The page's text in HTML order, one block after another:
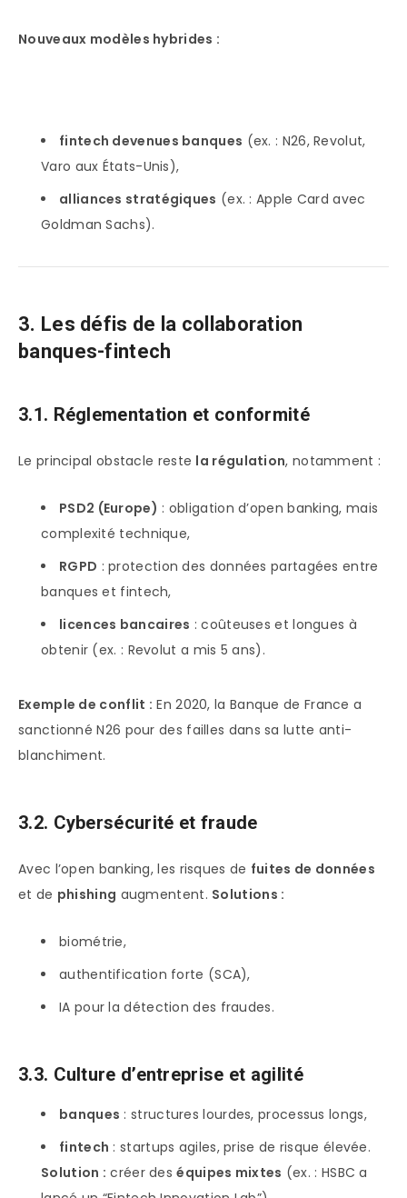
Nouveaux modèles hybrides :
fintech devenues banques (ex. : N26, Revolut,
Varo aux États-Unis),
alliances stratégiques (ex. : Apple Card avec
Goldman Sachs).
3. Les défis de la collaboration
banques-fintech
3.1. Réglementation et conformité
Le principal obstacle reste la régulation, notamment :
PSD2 (Europe) : obligation d’open banking, mais
complexité technique,
RGPD : protection des données partagées entre
banques et fintech,
licences bancaires : coûteuses et longues à
obtenir (ex. : Revolut a mis 5 ans).
Exemple de conflit : En 2020, la Banque de France a
sanctionné N26 pour des failles dans sa lutte anti-
blanchiment.
3.2. Cybersécurité et fraude
Avec l’open banking, les risques de fuites de données
et de phishing augmentent. Solutions :
biométrie,
authentification forte (SCA),
IA pour la détection des fraudes.
3.3. Culture d’entreprise et agilité
banques : structures lourdes, processus longs,
fintech : startups agiles, prise de risque élevée.
Solution : créer deséquipes mixtes (ex. : HSBC a